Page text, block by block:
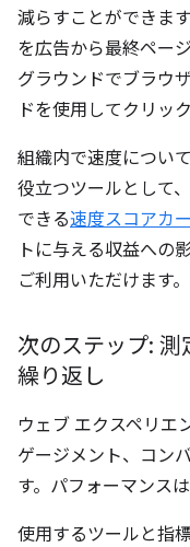
減らすことができま
を広告から最終ペー
グラウンドでブラウ
ドを使用してクリッ
組織内で速度につい
役立つツールとして
できる速度スコアカ
トに与える収益への
ご利用いただけます。
次のステップ: 測
繰り返し
ウェブ エクスペリエ
ゲージメント、コン
す。パフォーマンス
使用するツールと指